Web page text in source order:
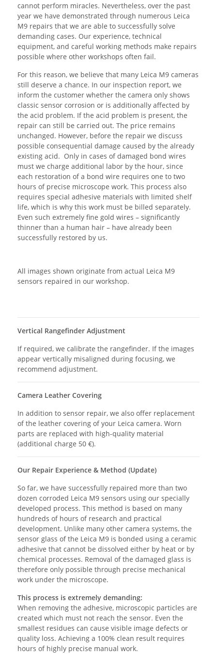
cannot perform miracles. Nevertheless, over the past
year we have demonstrated through numerous Leica
M9 repairs that we are able to successfully solve
demanding cases. Our experience, technical
equipment, and careful working methods make repairs
possible where other workshops often fail.
For this reason, we believe that many Leica M9 cameras
still deserve a chance. In our inspection report, we
inform the customer whether the camera only shows
classic sensor corrosion or is additionally affected by
the acid problem. If the acid problem is present, the
repair can still be carried out. The price remains
unchanged. However, before the repair we discuss
possible consequential damage caused by the already
existing acid. Only in cases of damaged bond wires
must we charge additional labor by the hour, since
each restoration of a bond wire requires one to two
hours of precise microscope work. This process also
requires special adhesive materials with limited shelf
life, which is why this work must be billed separately.
Even such extremely fine gold wires – significantly
thinner than a human hair – have already been
successfully restored by us.
All images shown originate from actual Leica M9
sensors repaired in our workshop.
Vertical Rangefinder Adjustment
If required, we calibrate the rangefinder. If the images
appear vertically misaligned during focusing, we
recommend adjustment.
Camera Leather Covering
In addition to sensor repair, we also offer replacement
of the leather covering of your Leica camera. Worn
parts are replaced with high-quality material
(additional charge 50 €).
Our Repair Experience & Method (Update)
So far, we have successfully repaired more than two
dozen corroded Leica M9 sensors using our specially
developed process. This method is based on many
hundreds of hours of research and practical
development. Unlike many other camera systems, the
sensor glass of the Leica M9 is bonded using a ceramic
adhesive that cannot be dissolved either by heat or by
chemical processes. Removal of the damaged glass is
therefore only possible through precise mechanical
work under the microscope.
This process is extremely demanding:
When removing the adhesive, microscopic particles are
created which must not reach the sensor. Even the
smallest residues can cause visible image defects or
quality loss. Achieving a 100% clean result requires
hours of highly precise manual work.